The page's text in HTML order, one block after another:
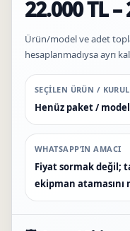
22.000 TL –
Ürün/model ve adet
hesaplanmadıysa ayrı
SEÇILEN ÜRÜN /
Henüz paket /
WHATSAPP’IN AMACI
Fiyat sormak değil;
ekipman